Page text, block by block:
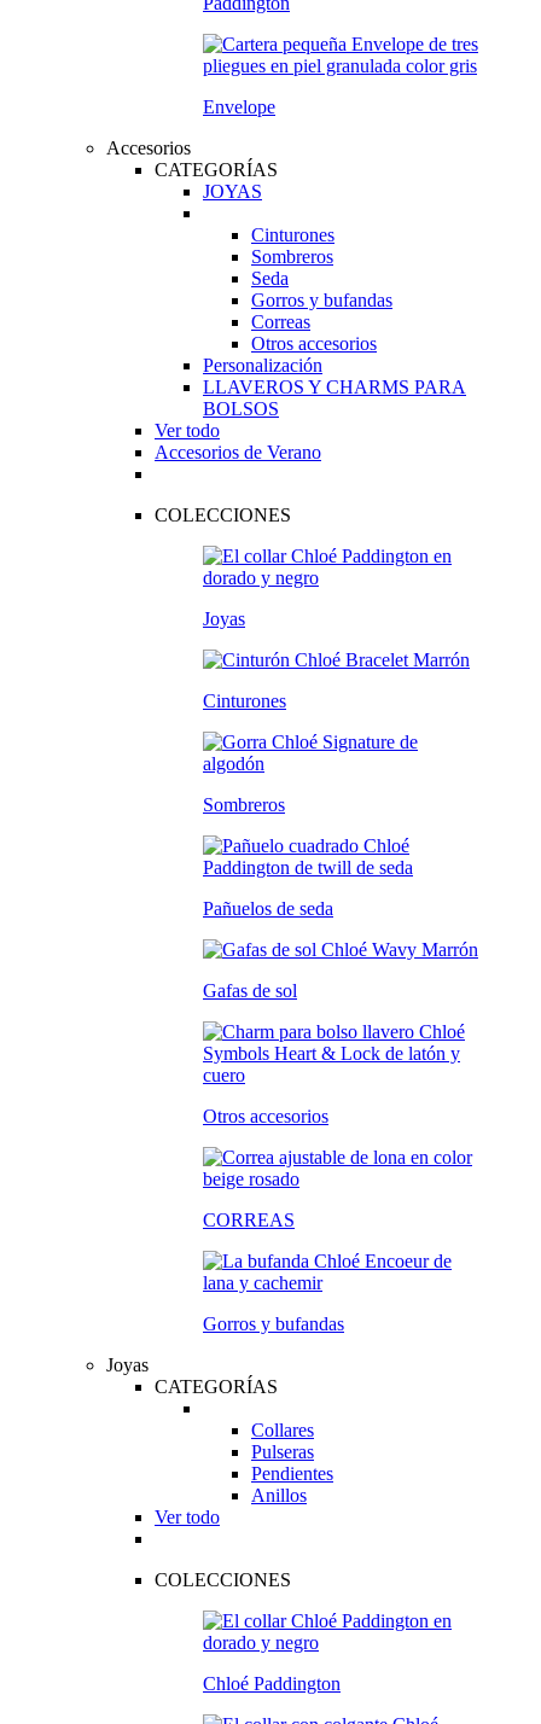
Envelope
Accesorios
CATEGORÍAS
JOYAS
Cinturones
Sombreros
Seda
Gorros y bufandas
Correas
Otros accesorios
Personalización
LLAVEROS Y CHARMS PARA
BOLSOS
Ver todo
Accesorios de Verano
COLECCIONES
Joyas
Cinturones
Sombreros
Pañuelos de seda
Gafas de sol
Otros accesorios
CORREAS
Gorros y bufandas
Joyas
CATEGORÍAS
Collares
Pulseras
Pendientes
Anillos
Ver todo
COLECCIONES
Chloé Paddington